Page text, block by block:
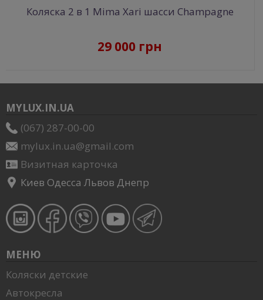
Коляска 2 в 1 Mima Xari шасси Champagne
29 000 грн
MYLUX.IN.UA
(067) 287-00-00
mylux.in.ua@gmail.com
Визитная карточка
Киев Одесса Львов Днепр
МЕНЮ
Коляски детские
Автокресла